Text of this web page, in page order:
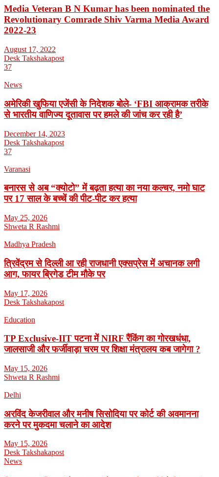
Media Veteran B N Kumar has been nominated the
Revolutionary Comrade Shiv Varma Media Award
2022-23
August 17, 2022
Desk Takshakapost
37
News
अमेरिकी खुफिया एजेंसी के निदेशक बोले- ‘FBI आक्रामक तरीके
से भारतीय वाणिज्य दूतावास पर हमले की जांच कर रही है’
December 14, 2023
Desk Takshakapost
37
Varanasi
बनारस से अब “क्योटो” में बढ़ता हत्या का नया कल्चर, नमो घाट
पर 17 साल के बच्चें की पीट-पीट कर हत्या
May 25, 2026
Shweta R Rashmi
Madhya Pradesh
त्रिवेंद्रम से दिल्ली आ रही राजधानी एक्सप्रेस में अचानक लगी
आग, फायर ब्रिगेड टीम मौके पर
May 17, 2026
Desk Takshakapost
Education
TP Exclusive-IIT पटना में NIRF रैंकिंग का गोरखधंधा,
जालसाजी और फर्जीवाड़ा चरम पर शिक्षा मंत्रालय कब जागेगा ?
May 15, 2026
Shweta R Rashmi
Delhi
अरविंद केजरीवाल और मनीष सिसोदिया पर कोर्ट की अवमानना
करने पर मुकदमा चलाने का आदेश
May 15, 2026
Desk Takshakapost
News